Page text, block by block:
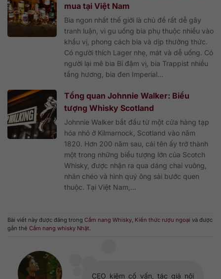
mua tại Việt Nam
Bia ngon nhất thế giới là chủ đề rất dễ gây
tranh luận, vì gu uống bia phụ thuộc nhiều vào
khẩu vị, phong cách bia và dịp thưởng thức.
Có người thích Lager nhẹ, mát và dễ uống. Có
người lại mê bia Bỉ đậm vị, bia Trappist nhiều
tầng hương, bia đen Imperial...
Tổng quan Johnnie Walker: Biểu
tượng Whisky Scotland
Johnnie Walker bắt đầu từ một cửa hàng tạp
hóa nhỏ ở Kilmarnock, Scotland vào năm
1820. Hơn 200 năm sau, cái tên ấy trở thành
một trong những biểu tượng lớn của Scotch
Whisky, được nhận ra qua dáng chai vuông,
nhãn chéo và hình quý ông sải bước quen
thuộc. Tại Việt Nam,...
Bài viết này được đăng trong Cẩm nang Whisky, Kiến thức rượu ngoại và được
gắn thẻ Cẩm nang whisky Nhật.
CEO kiêm cố vấn, tác giả nội